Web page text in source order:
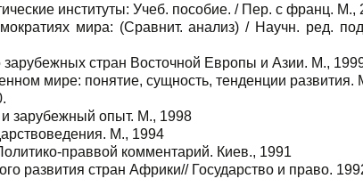
институты: Учеб. пособие. / Пер. с франц. М.,
мира: (Сравнит. анализ) / Научн. ред.
зарубежных стран Восточной Европы и Азии. М.,
мире: понятие, сущность, тенденции развития.
зарубежный опыт. М., 1998
М., 1994
праввой комментарий. Киев., 1991
развития стран Африки// Государство и право.